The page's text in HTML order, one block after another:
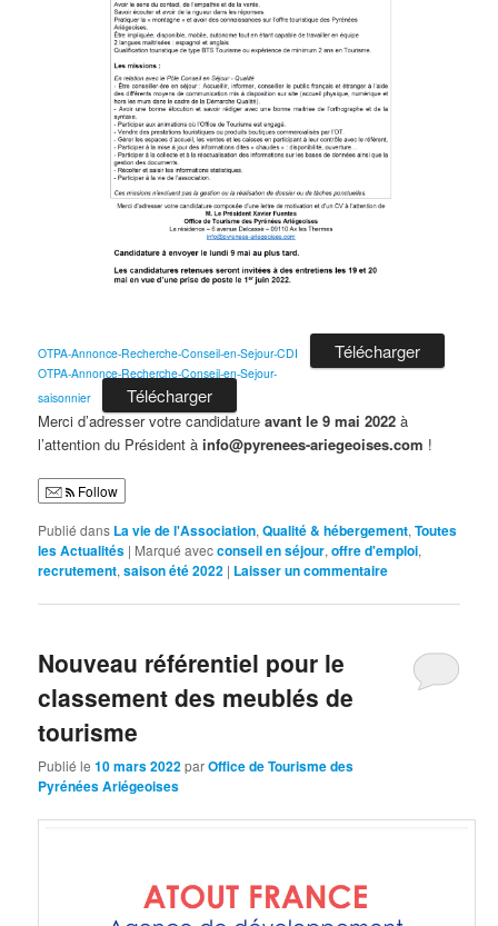
OTPA-Annonce-Recherche-Conseil-en-Sejour-CDI Télécharger
OTPA-Annonce-Recherche-Conseil-en-Sejour-
saisonnier
Télécharger
Merci d’adresser votre candidatureavant le 9 mai 2022 à
l’attention du Président àinfo@pyrenees-ariegeoises.com !
Follow
Publié dans La vie de l'Association,Qualité & hébergement,Toutes
les Actualités | Marqué avecconseil en séjour,offre d'emploi,
recrutement,saison été 2022 | Laisser un commentaire
Nouveau référentiel pour le
classement des meublés de
tourisme
Publié le10 mars 2022parOffice de Tourisme des
Pyrénées Ariégeoises